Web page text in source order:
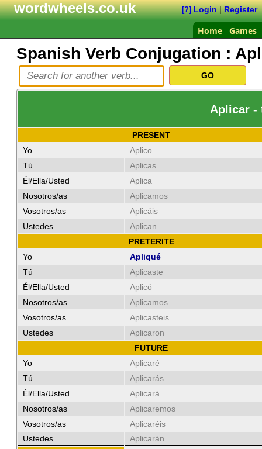
wordwheels.co.uk [?] Login|Register
Home Games
Spanish Verb Conjugation :
Aplicar -
PRESENT
Yo
Aplico
Tú
Aplicas
Él/Ella/Usted
Aplica
Nosotros/as
Aplicamos
Vosotros/as
Aplicáis
Ustedes
Aplican
PRETERITE
Yo
Apliqué
Tú
Aplicaste
Él/Ella/Usted
Aplicó
Nosotros/as
Aplicamos
Vosotros/as
Aplicasteis
Ustedes
Aplicaron
FUTURE
Yo
Aplicaré
Tú
Aplicarás
Él/Ella/Usted
Aplicará
Nosotros/as
Aplicaremos
Vosotros/as
Aplicaréis
Ustedes
Aplicarán